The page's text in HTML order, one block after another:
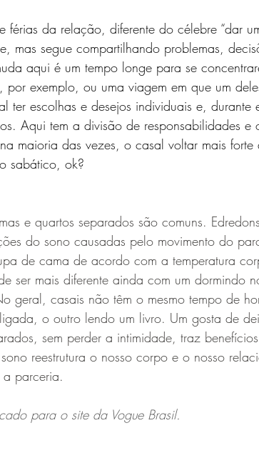
férias da relação, diferente do célebre “dar
mas segue compartilhando problemas,
aqui é um tempo longe para se
por exemplo, ou uma viagem em que um
ter escolhas e desejos individuais e, durante
Aqui tem a divisão de responsabilidades e
maioria das vezes, o casal voltar mais
sabático, ok?
e quartos separados são comuns.
do sono causadas pelo movimento do
de cama de acordo com a temperatura
ser mais diferente ainda com um dormindo
geral, casais não têm o mesmo tempo de
o outro lendo um livro. Um gosta de
sem perder a intimidade, traz
reestrutura o nosso corpo e o nosso
parceria.
para o site da Vogue Brasil.